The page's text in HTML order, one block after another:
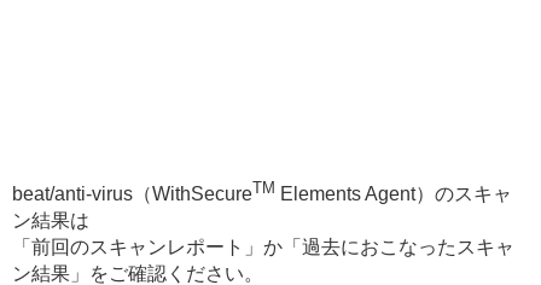
beat/anti-virus（WithSecureTM Elements Agent）のスキャ
ン結果は
「前回のスキャンレポート」か「過去におこなったスキャ
ン結果」をご確認ください。